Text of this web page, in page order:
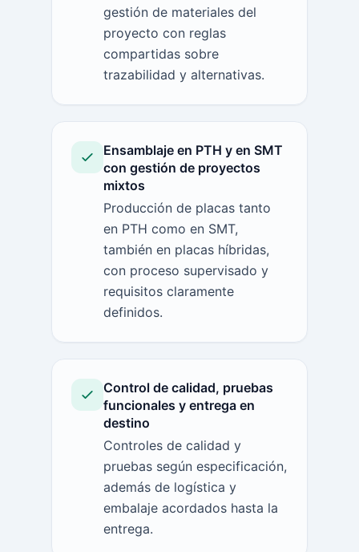
gestión de materiales del
proyecto con reglas
compartidas sobre
trazabilidad y alternativas.
Ensamblaje en PTH y en SMT
con gestión de proyectos
mixtos
Producción de placas tanto
en PTH como en SMT,
también en placas híbridas,
con proceso supervisado y
requisitos claramente
definidos.
Control de calidad, pruebas
funcionales y entrega en
destino
Controles de calidad y
pruebas según especificación,
además de logística y
embalaje acordados hasta la
entrega.